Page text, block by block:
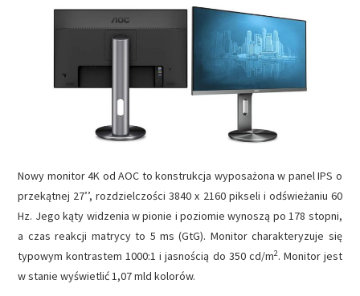
NAPĘDY
Nowy monitor 4K od AOC to konstrukcja wyposażona w panel IPS o
przekątnej 27’’, rozdzielczości 3840 x 2160 pikseli i odświeżaniu 60
Hz. Jego kąty widzenia w pionie i poziomie wynoszą po 178 stopni,
a czas reakcji matrycy to 5 ms (GtG). Monitor charakteryzuje się
typowym kontrastem 1000:1 i jasnością do 350 cd/m2. Monitor jest
w stanie wyświetlić 1,07 mld kolorów.